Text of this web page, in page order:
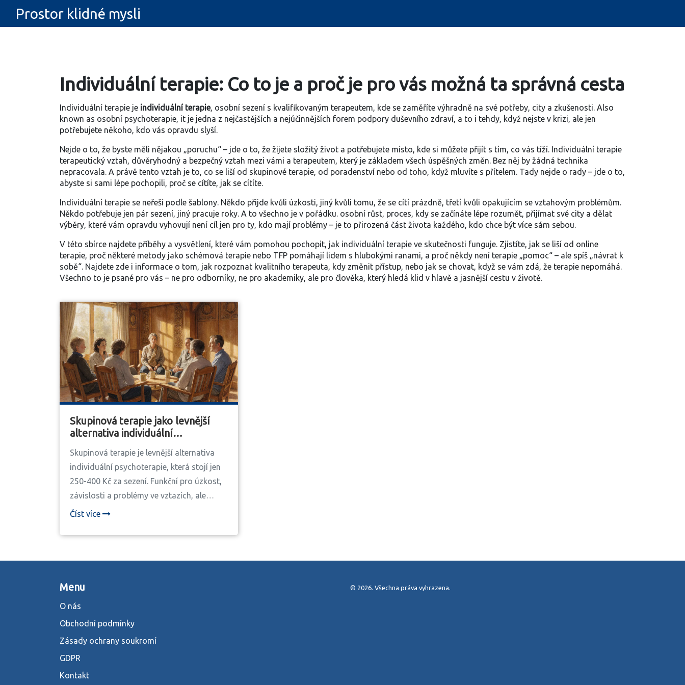
Prostor klidné mysli
Individuální terapie: Co to je a proč je pro vás možná ta správná cesta
Individuální terapie je individuální terapie, osobní sezení s kvalifikovaným terapeutem, kde se zaměříte výhradně na své potřeby, city a zkušenosti. Also
known as osobní psychoterapie, it je jedna z nejčastějších a nejúčinnějších forem podpory duševního zdraví, a to i tehdy, když nejste v krizi, ale jen
potřebujete někoho, kdo vás opravdu slyší.
Nejde o to, že byste měli nějakou „poruchu“ – jde o to, že žijete složitý život a potřebujete místo, kde si můžete přijít s tím, co vás tíží. Individuální terapie
terapeutický vztah, důvěryhodný a bezpečný vztah mezi vámi a terapeutem, který je základem všech úspěšných změn. Bez něj by žádná technika
nepracovala. A právě tento vztah je to, co se liší od skupinové terapie, od poradenství nebo od toho, když mluvíte s přítelem. Tady nejde o rady – jde o to,
abyste si sami lépe pochopili, proč se cítíte, jak se cítíte.
Individuální terapie se neřeší podle šablony. Někdo přijde kvůli úzkosti, jiný kvůli tomu, že se cítí prázdně, třetí kvůli opakujícím se vztahovým problémům.
Někdo potřebuje jen pár sezení, jiný pracuje roky. A to všechno je v pořádku. osobní růst, proces, kdy se začínáte lépe rozumět, přijímat své city a dělat
výběry, které vám opravdu vyhovují není cíl jen pro ty, kdo mají problémy – je to přirozená část života každého, kdo chce být více sám sebou.
V této sbírce najdete příběhy a vysvětlení, které vám pomohou pochopit, jak individuální terapie ve skutečnosti funguje. Zjistíte, jak se liší od online
terapie, proč některé metody jako schémová terapie nebo TFP pomáhají lidem s hlubokými ranami, a proč někdy není terapie „pomoc“ – ale spíš „návrat k
sobě“. Najdete zde i informace o tom, jak rozpoznat kvalitního terapeuta, kdy změnit přístup, nebo jak se chovat, když se vám zdá, že terapie nepomáhá.
Všechno to je psané pro vás – ne pro odborníky, ne pro akademiky, ale pro člověka, který hledá klid v hlavě a jasnější cestu v životě.
Skupinová terapie jako levnější
alternativa individuální
Skupinová terapie je levnější alternativa
individuální psychoterapie, která stojí jen
250-400 Kč za sezení. Funkční pro úzkost,
závislosti a problémy ve vztazích, ale
často podceňovaná v Česku.
Číst více
Menu
O nás
Obchodní podmínky
Zásady ochrany soukromí
GDPR
Kontakt
© 2026. Všechna práva vyhrazena.